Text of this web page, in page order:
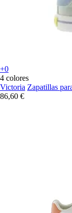
+0
4 colores
Victoria Zapatillas
86,60 €